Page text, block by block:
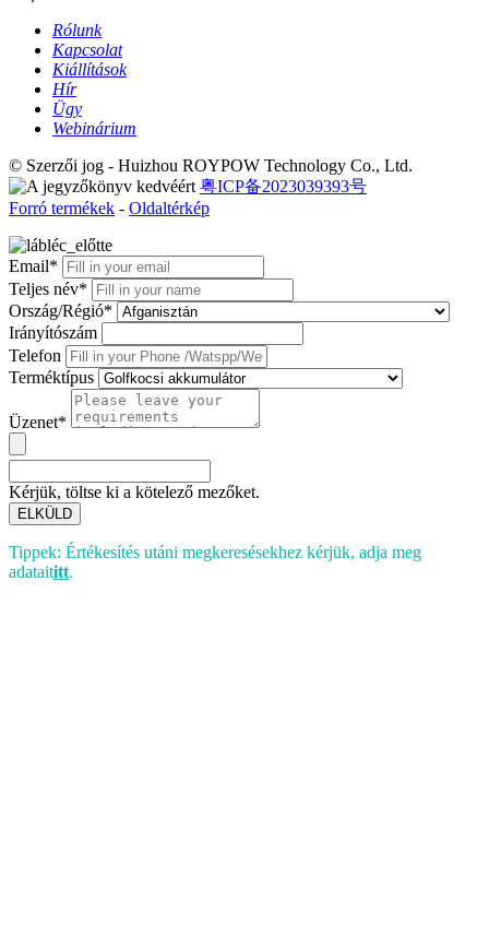
Rólunk
Kapcsolat
Kiállítások
Hír
Ügy
Webinárium
© Szerzői jog - Huizhou ROYPOW Technology Co., Ltd.
粤ICP备2023039393号
Forró termékek - Oldaltérkép
Email*
Teljes név*
Ország/Régió*
Irányítószám
Telefon
Terméktípus
Üzenet*
Kérjük, töltse ki a kötelező mezőket.
ELKÜLD
Tippek: Értékesítés utáni megkeresésekhez kérjük, adja meg
adataititt.